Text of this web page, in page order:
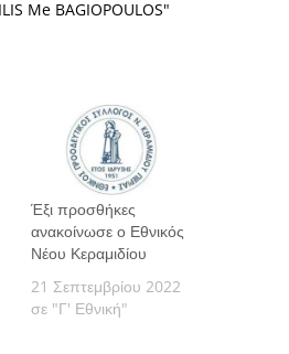
Έξι προσθήκες
ανακοίνωσε ο Εθνικός
Νέου Κεραμιδίου
21 Σεπτεμβρίου 2022
σε "Γ' Εθνική"